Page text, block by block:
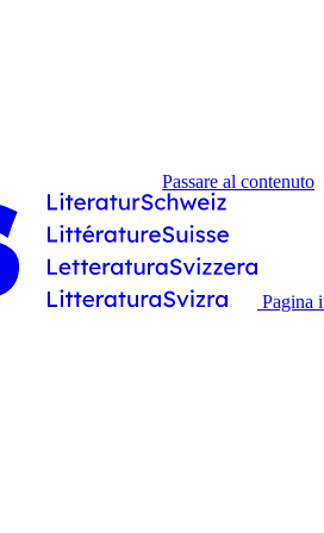
Passare al contenuto
Pagina